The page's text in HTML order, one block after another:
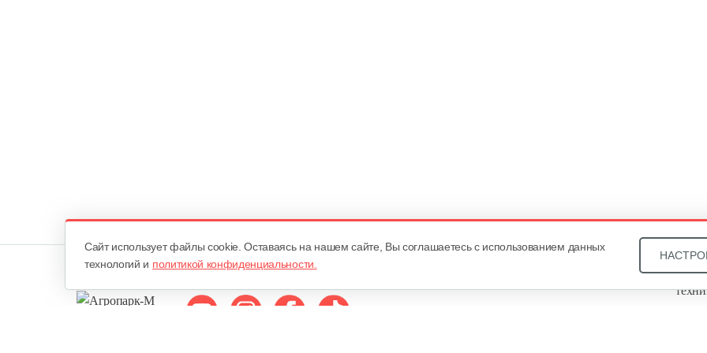
Cайт использует файлы cookie. Оставаясь на нашем сайте, Вы соглашаетесь с использованием данных
технологий и политикой конфиденциальности.